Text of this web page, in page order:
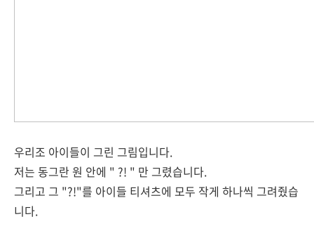
우리조 아이들이 그린 그림입니다.
저는 동그란 원 안에 " ?! " 만 그렸습니다.
그리고 그 "?!"를 아이들 티셔츠에 모두 작게 하나씩 그려줬습
니다.